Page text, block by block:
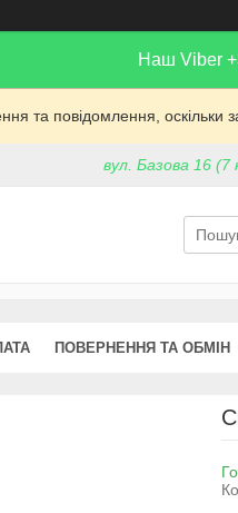
Наш Viber
та повідомлення, оскільки
вул. Базова 16 (7
ПОВЕРНЕННЯ ТА ОБМІН